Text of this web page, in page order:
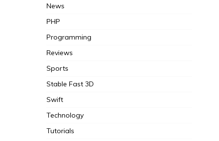
News
PHP
Programming
Reviews
Sports
Stable Fast 3D
Swift
Technology
Tutorials